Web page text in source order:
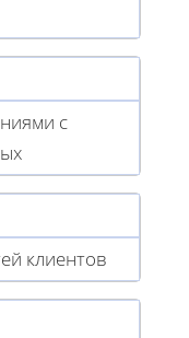
с
клиентов